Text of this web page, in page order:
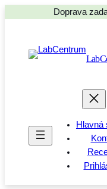
Doprava
Hlavná